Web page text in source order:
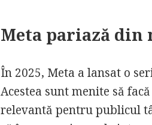
Meta pariază din
În 2025, Meta a lansat o
Acestea sunt menite să
relevantă pentru publicul